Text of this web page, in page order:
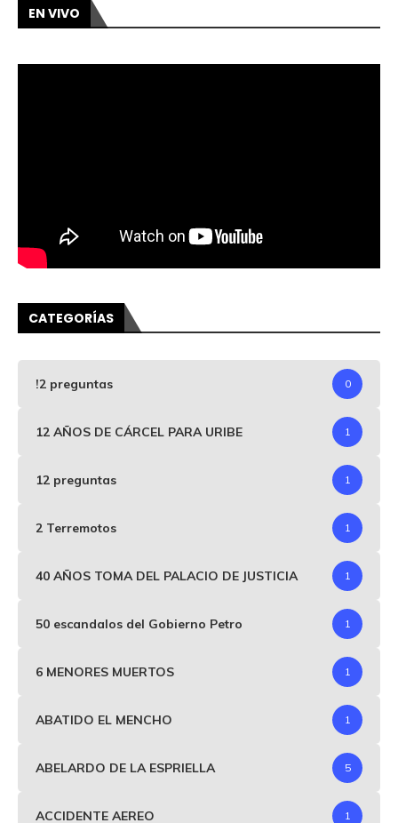
EN VIVO
CATEGORÍAS
!2 preguntas 0
12 AÑOS DE CÁRCEL PARA URIBE 1
12 preguntas 1
2 Terremotos 1
40 AÑOS TOMA DEL PALACIO DE JUSTICIA 1
50 escandalos del Gobierno Petro 1
6 MENORES MUERTOS 1
ABATIDO EL MENCHO 1
ABELARDO DE LA ESPRIELLA 5
ACCIDENTE AEREO 1